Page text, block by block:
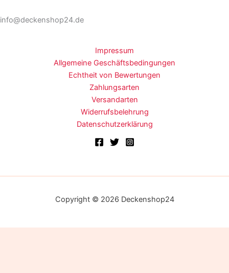
info@deckenshop24.de
Impressum
Allgemeine Geschäftsbedingungen
Echtheit von Bewertungen
Zahlungsarten
Versandarten
Widerrufsbelehrung
Datenschutzerklärung
Copyright © 2026 Deckenshop24